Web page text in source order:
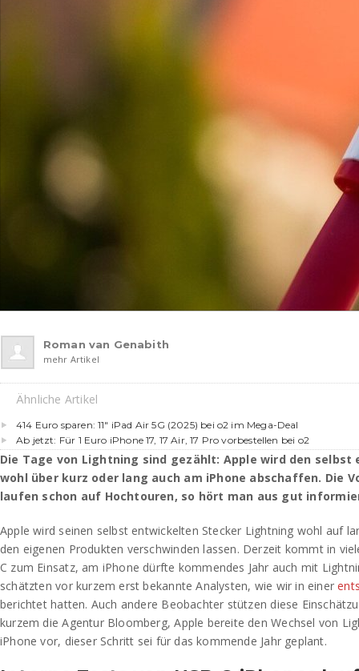
Roman van Genabith
mehr Artikel
Ähnliche Artikel
414 Euro sparen: 11″ iPad Air 5G (2025) bei o2 im Mega-Deal
Ab jetzt: Für 1 Euro iPhone 17, 17 Air, 17 Pro vorbestellen bei o2
Die Tage von Lightning sind gezählt: Apple wird den
wohl über kurz oder lang auch am iPhone abschaffen. Die
laufen schon auf Hochtouren, so hört man aus gut
Apple wird seinen selbst entwickelten Stecker Lightning wohl auf
den eigenen Produkten verschwinden lassen. Derzeit kommt in
C zum Einsatz, am iPhone dürfte kommendes Jahr auch mit
schätzten vor kurzem erst bekannte Analysten, wie wir in einer
berichtet hatten. Auch andere Beobachter stützen diese
kurzem die Agentur Bloomberg, Apple bereite den Wechsel von
iPhone vor, dieser Schritt sei für das kommende Jahr geplant.